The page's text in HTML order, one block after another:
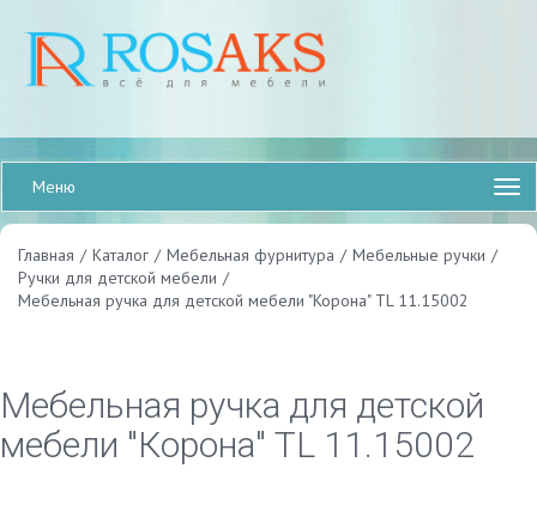
Меню
Главная / Каталог / Мебельная фурнитура / Мебельные ручки /
Ручки для детской мебели /
Мебельная ручка для детской мебели "Корона" TL 11.15002
Мебельная ручка для детской
мебели "Корона" TL 11.15002